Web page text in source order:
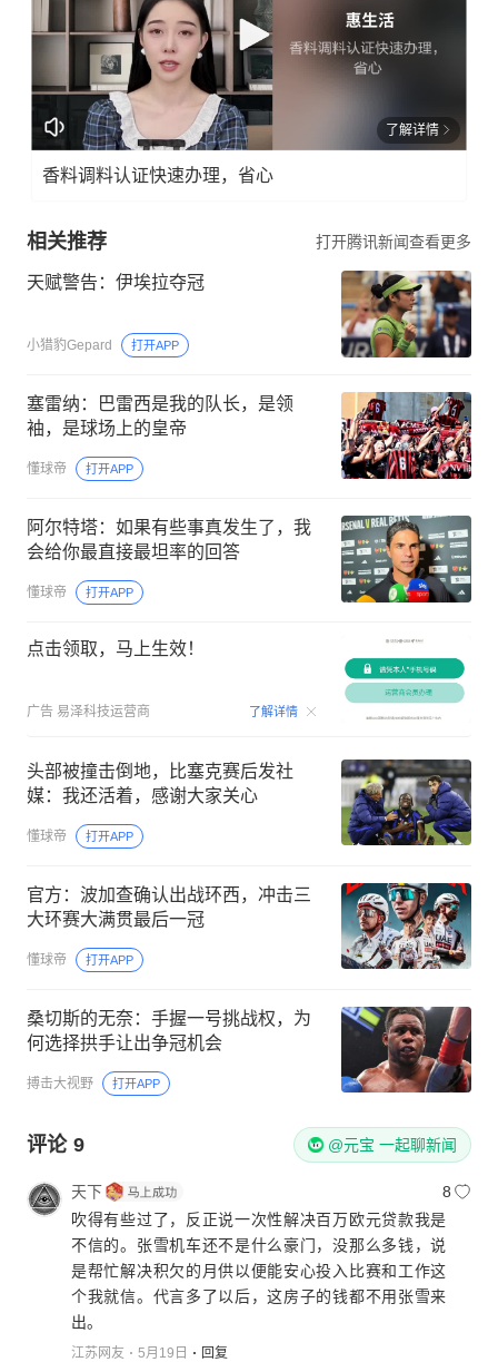
了解详情
香料调料认证快速办理，省心
相关推荐 打开腾讯新闻查看更多
天赋警告：伊埃拉夺冠
小猎豹Gepard 打开APP
塞雷纳：巴雷西是我的队长，是领
袖，是球场上的皇帝
懂球帝 打开APP
阿尔特塔：如果有些事真发生了，我
会给你最直接最坦率的回答
懂球帝 打开APP
点击领取，马上生效！
广告 易泽科技运营商 了解详情 00:09
头部被撞击倒地，比塞克赛后发社
媒：我还活着，感谢大家关心
懂球帝 打开APP
官方：波加查确认出战环西，冲击三
大环赛大满贯最后一冠
懂球帝 打开APP
桑切斯的无奈：手握一号挑战权，为
何选择拱手让出争冠机会
搏击大视野 打开APP
评论 9 @元宝 一起聊新闻
天下
8
吹得有些过了，反正说一次性解决百万欧元贷款我是
不信的。张雪机车还不是什么豪门，没那么多钱，说
是帮忙解决积欠的月供以便能安心投入比赛和工作这
个我就信。代言多了以后，这房子的钱都不用张雪来
出。
江苏网友 5月19日 回复